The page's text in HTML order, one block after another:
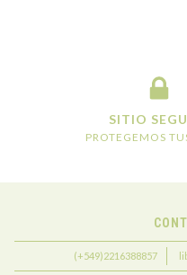
SITIO
PROTEGEMOS
(+549)2216388857